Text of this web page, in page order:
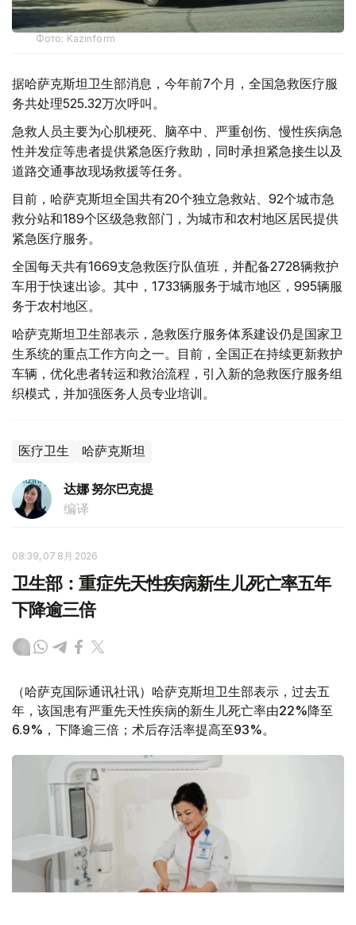
Фото: Kazinform
据哈萨克斯坦卫生部消息，今年前7个月，全国急救医疗服
务共处理525.32万次呼叫。
急救人员主要为心肌梗死、脑卒中、严重创伤、慢性疾病急
性并发症等患者提供紧急医疗救助，同时承担紧急接生以及
道路交通事故现场救援等任务。
目前，哈萨克斯坦全国共有20个独立急救站、92个城市急
救分站和189个区级急救部门，为城市和农村地区居民提供
紧急医疗服务。
全国每天共有1669支急救医疗队值班，并配备2728辆救护
车用于快速出诊。其中，1733辆服务于城市地区，995辆服
务于农村地区。
哈萨克斯坦卫生部表示，急救医疗服务体系建设仍是国家卫
生系统的重点工作方向之一。目前，全国正在持续更新救护
车辆，优化患者转运和救治流程，引入新的急救医疗服务组
织模式，并加强医务人员专业培训。
医疗卫生 哈萨克斯坦
达娜 努尔巴克提
编译
08:39, 07 8月 2026
卫生部：重症先天性疾病新生儿死亡率五年
下降逾三倍
（哈萨克国际通讯社讯）哈萨克斯坦卫生部表示，过去五
年，该国患有严重先天性疾病的新生儿死亡率由22%降至
6.9%，下降逾三倍；术后存活率提高至93%。